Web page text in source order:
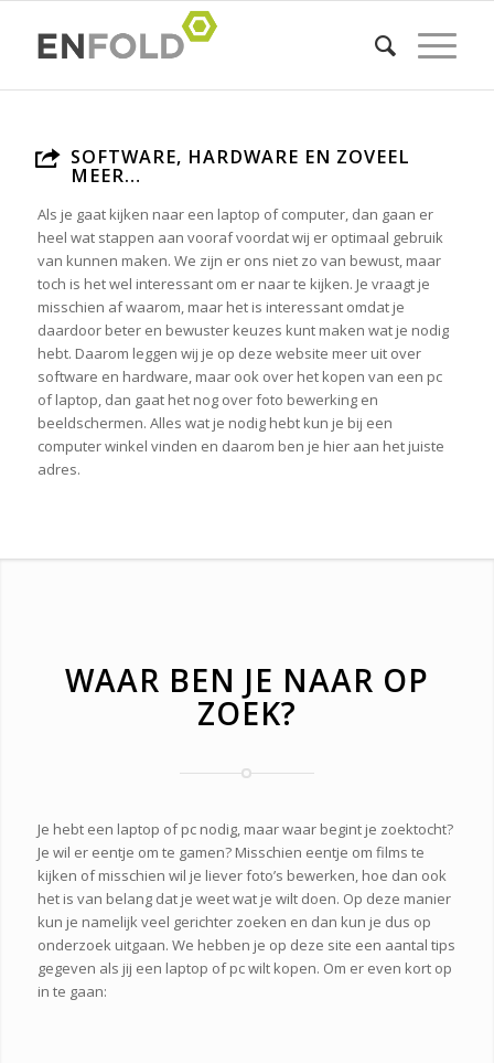
SOFTWARE, HARDWARE EN ZOVEEL
MEER…
Als je gaat kijken naar een laptop of computer, dan gaan er
heel wat stappen aan vooraf voordat wij er optimaal gebruik
van kunnen maken. We zijn er ons niet zo van bewust, maar
toch is het wel interessant om er naar te kijken. Je vraagt je
misschien af waarom, maar het is interessant omdat je
daardoor beter en bewuster keuzes kunt maken wat je nodig
hebt. Daarom leggen wij je op deze website meer uit over
software en hardware, maar ook over het kopen van een pc
of laptop, dan gaat het nog over foto bewerking en
beeldschermen. Alles wat je nodig hebt kun je bij een
computer winkel vinden en daarom ben je hier aan het juiste
adres.
WAAR BEN JE NAAR OP
ZOEK?
Je hebt een laptop of pc nodig, maar waar begint je zoektocht?
Je wil er eentje om te gamen? Misschien eentje om films te
kijken of misschien wil je liever foto’s bewerken, hoe dan ook
het is van belang dat je weet wat je wilt doen. Op deze manier
kun je namelijk veel gerichter zoeken en dan kun je dus op
onderzoek uitgaan. We hebben je op deze site een aantal tips
gegeven als jij een laptop of pc wilt kopen. Om er even kort op
in te gaan: